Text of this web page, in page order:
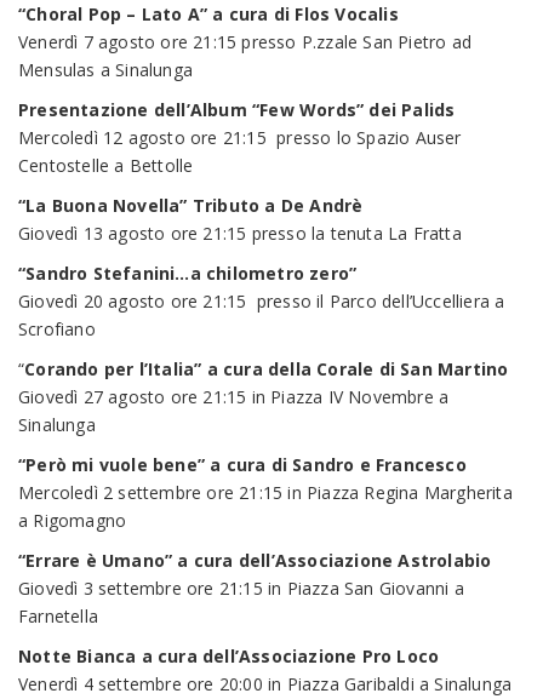
“Choral Pop – Lato A” a cura di Flos Vocalis
Venerdì 7 agosto ore 21:15 presso P.zzale San Pietro ad
Mensulas a Sinalunga
Presentazione dell’Album “Few Words” dei Palids
Mercoledì 12 agosto ore 21:15 presso lo Spazio Auser
Centostelle a Bettolle
“La Buona Novella” Tributo a De Andrè
Giovedì 13 agosto ore 21:15 presso la tenuta La Fratta
“Sandro Stefanini…a chilometro zero”
Giovedì 20 agosto ore 21:15 presso il Parco dell’Uccelliera a
Scrofiano
“Corando per l’Italia” a cura della Corale di San Martino
Giovedì 27 agosto ore 21:15 in Piazza IV Novembre a
Sinalunga
“Però mi vuole bene” a cura di Sandro e Francesco
Mercoledì 2 settembre ore 21:15 in Piazza Regina Margherita
a Rigomagno
“Errare è Umano” a cura dell’Associazione Astrolabio
Giovedì 3 settembre ore 21:15 in Piazza San Giovanni a
Farnetella
Notte Bianca a cura dell’Associazione Pro Loco
Venerdì 4 settembre ore 20:00 in Piazza Garibaldi a Sinalunga